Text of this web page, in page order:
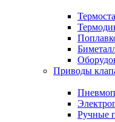
Приводы
Ручные